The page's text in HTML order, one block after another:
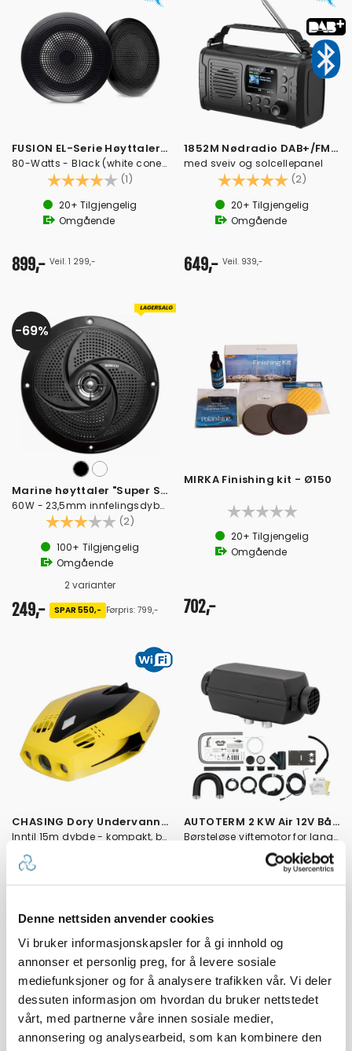
Denne nettsiden anvender cookies
Vi bruker informasjonskapsler for å gi innhold og
annonser et personlig preg, for å levere sosiale
mediefunksjoner og for å analysere trafikken vår. Vi deler
dessuten informasjon om hvordan du bruker nettstedet
vårt, med partnerne våre innen sosiale medier,
annonsering og analysearbeid, som kan kombinere den
FUSION EL-Serie Høyttalere 6,5"
80-Watts - Black (white cone) klassisk
Karakter: (1)
20+ Tilgjengelig
Omgående
899,- Veil. 1 299,-
1852M Nødradio DAB+/FM Bluetooth
med sveiv og solcellepanel
Karakter: (2)
20+ Tilgjengelig
Omgående
649,- Veil. 939,-
69%
Marine høyttaler "Super Slim" - 6,5"
60W - 23,5mm innfelingsdybde
Karakter: (2)
100+ Tilgjengelig
Omgående
2 varianter
249,- SPAR 550,- Førpris: 799,-
MIRKA Finishing kit - Ø150
20+ Tilgjengelig
Omgående
702,-
CHASING Dory Undervannsdrone med bag
Inntil 15m dybde - kompakt, bærbar drone
7 390,-
AUTOTERM 2 KW Air 12V Båtpakke
Børsteløse viftemotor for lang levetid
Karakter: (1)3.0 av 5
9 999,-